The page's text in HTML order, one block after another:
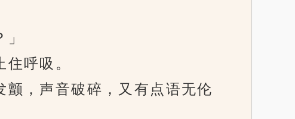
呼吸。
声音破碎，又有点语无伦